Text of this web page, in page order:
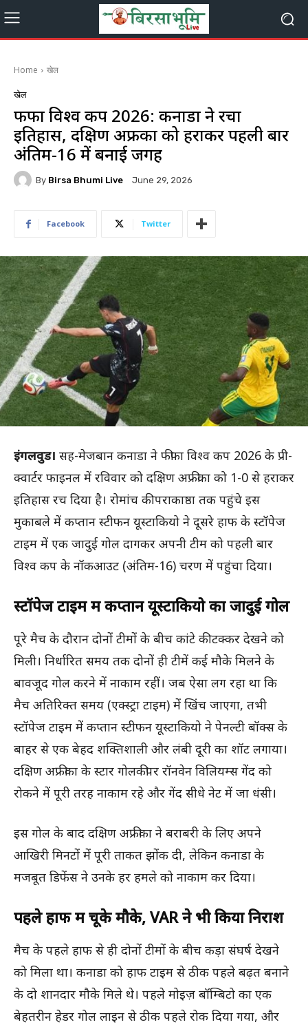
Home खेल
खेल
फीफा विश्व कप 2026: कनाडा ने रचा
इतिहास, दक्षिण अफ्रीका को हराकर पहली बार
अंतिम-16 में बनाई जगह
By Birsa Bhumi Live June 29, 2026
Facebook Twitter
इंगलवुड। सह-मेजबान कनाडा ने फीफा विश्व कप 2026 के प्री-
क्वार्टर फाइनल में रविवार को दक्षिण अफ्रीका को 1-0 से हराकर
इतिहास रच दिया है। रोमांच की पराकाष्ठा तक पहुंचे इस
मुकाबले में कप्तान स्टीफन यूस्टाकियो ने दूसरे हाफ के स्टॉपेज
टाइम में एक जादुई गोल दागकर अपनी टीम को पहली बार
विश्व कप के नॉकआउट (अंतिम-16) चरण में पहुंचा दिया।
स्टॉपेज टाइम में कप्तान यूस्टाकियो का जादुई गोल
पूरे मैच के दौरान दोनों टीमों के बीच कांटे की टक्कर देखने को
मिली। निर्धारित समय तक दोनों ही टीमें कई मौके मिलने के
बावजूद गोल करने में नाकाम रहीं। जब ऐसा लग रहा था कि
मैच अतिरिक्त समय (एक्स्ट्रा टाइम) में खिंच जाएगा, तभी
स्टॉपेज टाइम में कप्तान स्टीफन यूस्टाकियो ने पेनल्टी बॉक्स के
बाहर से एक बेहद शक्तिशाली और लंबी दूरी का शॉट लगाया।
दक्षिण अफ्रीका के स्टार गोलकीपर रॉनवेन विलियम्स गेंद को
रोकने में पूरी तरह नाकाम रहे और गेंद सीधे नेट में जा धंसी।
इस गोल के बाद दक्षिण अफ्रीका ने बराबरी के लिए अपने
आखिरी मिनटों में पूरी ताकत झोंक दी, लेकिन कनाडा के
मजबूत डिफेंस ने उनके हर हमले को नाकाम कर दिया।
पहले हाफ में चूके मौके, VAR ने भी किया निराश
मैच के पहले हाफ से ही दोनों टीमों के बीच कड़ा संघर्ष देखने
को मिला था। कनाडा को हाफ टाइम से ठीक पहले बढ़त बनाने
के दो शानदार मौके मिले थे। पहले मोइज़ बॉम्बिटो का एक
बेहतरीन हेडर गोल लाइन से ठीक पहले रोक दिया गया, और